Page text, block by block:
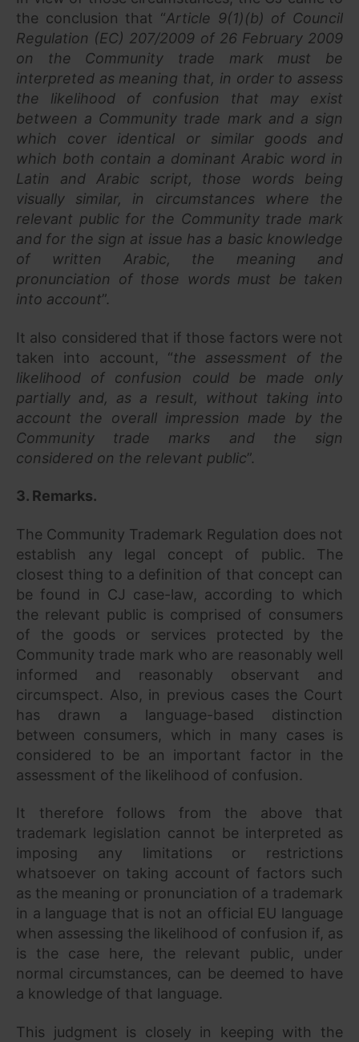
the conclusion that “Article 9(1)(b) of Council
Regulation (EC) 207/2009 of 26 February 2009
on the Community trade mark must be
interpreted as meaning that, in order to assess
the likelihood of confusion that may exist
between a Community trade mark and a sign
which cover identical or similar goods and
which both contain a dominant Arabic word in
Latin and Arabic script, those words being
visually similar, in circumstances where the
relevant public for the Community trade mark
and for the sign at issue has a basic knowledge
of written Arabic, the meaning and
pronunciation of those words must be taken
into account”.
It also considered that if those factors were not
taken into account, “the assessment of the
likelihood of confusion could be made only
partially and, as a result, without taking into
account the overall impression made by the
Community trade marks and the sign
considered on the relevant public”.
3. Remarks.
The Community Trademark Regulation does not
establish any legal concept of public. The
closest thing to a definition of that concept can
be found in CJ case-law, according to which
the relevant public is comprised of consumers
of the goods or services protected by the
Community trade mark who are reasonably well
informed and reasonably observant and
circumspect. Also, in previous cases the Court
has drawn a language-based distinction
between consumers, which in many cases is
considered to be an important factor in the
assessment of the likelihood of confusion.
It therefore follows from the above that
trademark legislation cannot be interpreted as
imposing any limitations or restrictions
whatsoever on taking account of factors such
as the meaning or pronunciation of a trademark
in a language that is not an official EU language
when assessing the likelihood of confusion if, as
is the case here, the relevant public, under
normal circumstances, can be deemed to have
a knowledge of that language.
This judgment is closely in keeping with the